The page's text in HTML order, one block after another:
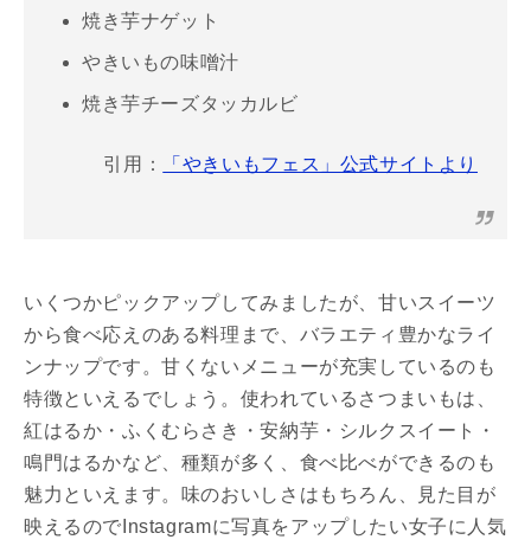
焼き芋ナゲット
やきいもの味噌汁
焼き芋チーズタッカルビ
引用： 「やきいもフェス」公式サイトより
いくつかピックアップしてみましたが、甘いスイーツ
から食べ応えのある料理まで、バラエティ豊かなライ
ンナップです。甘くないメニューが充実しているのも
特徴といえるでしょう。使われているさつまいもは、
紅はるか・ふくむらさき・安納芋・シルクスイート・
鳴門はるかなど、種類が多く、食べ比べができるのも
魅力といえます。味のおいしさはもちろん、見た目が
映えるのでInstagramに写真をアップしたい女子に人気